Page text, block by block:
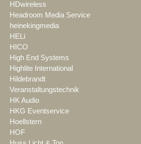
HDwireless
Headroom Media Service
heinekingmedia
HELi
HICO
High End Systems
Highlite International
Hildebrandt
Veranstaltungstechnik
HK Audio
HKG Eventservice
Hoellstern
HOF